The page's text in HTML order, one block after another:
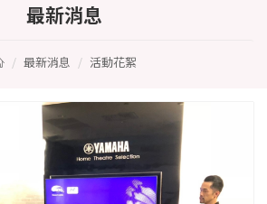
最新消息
最新消息 活動花絮